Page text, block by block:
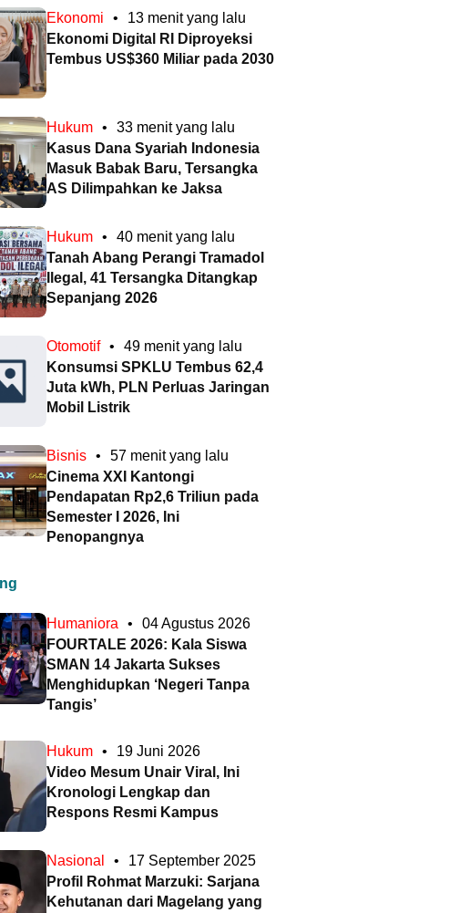
Ekonomi •
13 menit yang lalu
Ekonomi Digital RI Diproyeksi
Tembus US$360 Miliar pada 2030
Hukum •
33 menit yang lalu
Kasus Dana Syariah Indonesia
Masuk Babak Baru, Tersangka
AS Dilimpahkan ke Jaksa
Hukum •
40 menit yang lalu
Tanah Abang Perangi Tramadol
Ilegal, 41 Tersangka Ditangkap
Sepanjang 2026
Otomotif •
49 menit yang lalu
Konsumsi SPKLU Tembus 62,4
Juta kWh, PLN Perluas Jaringan
Mobil Listrik
Bisnis •
57 menit yang lalu
Cinema XXI Kantongi
Pendapatan Rp2,6 Triliun pada
Semester I 2026, Ini
Penopangnya
Humaniora •
04 Agustus 2026
FOURTALE 2026: Kala Siswa
SMAN 14 Jakarta Sukses
Menghidupkan ‘Negeri Tanpa
Tangis’
Hukum •
19 Juni 2026
Video Mesum Unair Viral, Ini
Kronologi Lengkap dan
Respons Resmi Kampus
Nasional •
17 September 2025
Profil Rohmat Marzuki: Sarjana
Kehutanan dari Magelang yang